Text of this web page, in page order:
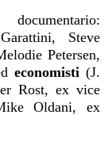
Steve
Petersen,
economisti (J.
Rost, ex vice
Oldani, ex